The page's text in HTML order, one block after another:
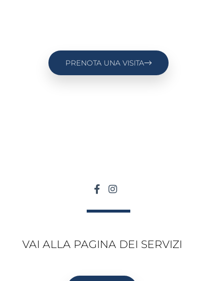
PRENOTA UNA VISITA
VAI ALLA PAGINA DEI SERVIZI